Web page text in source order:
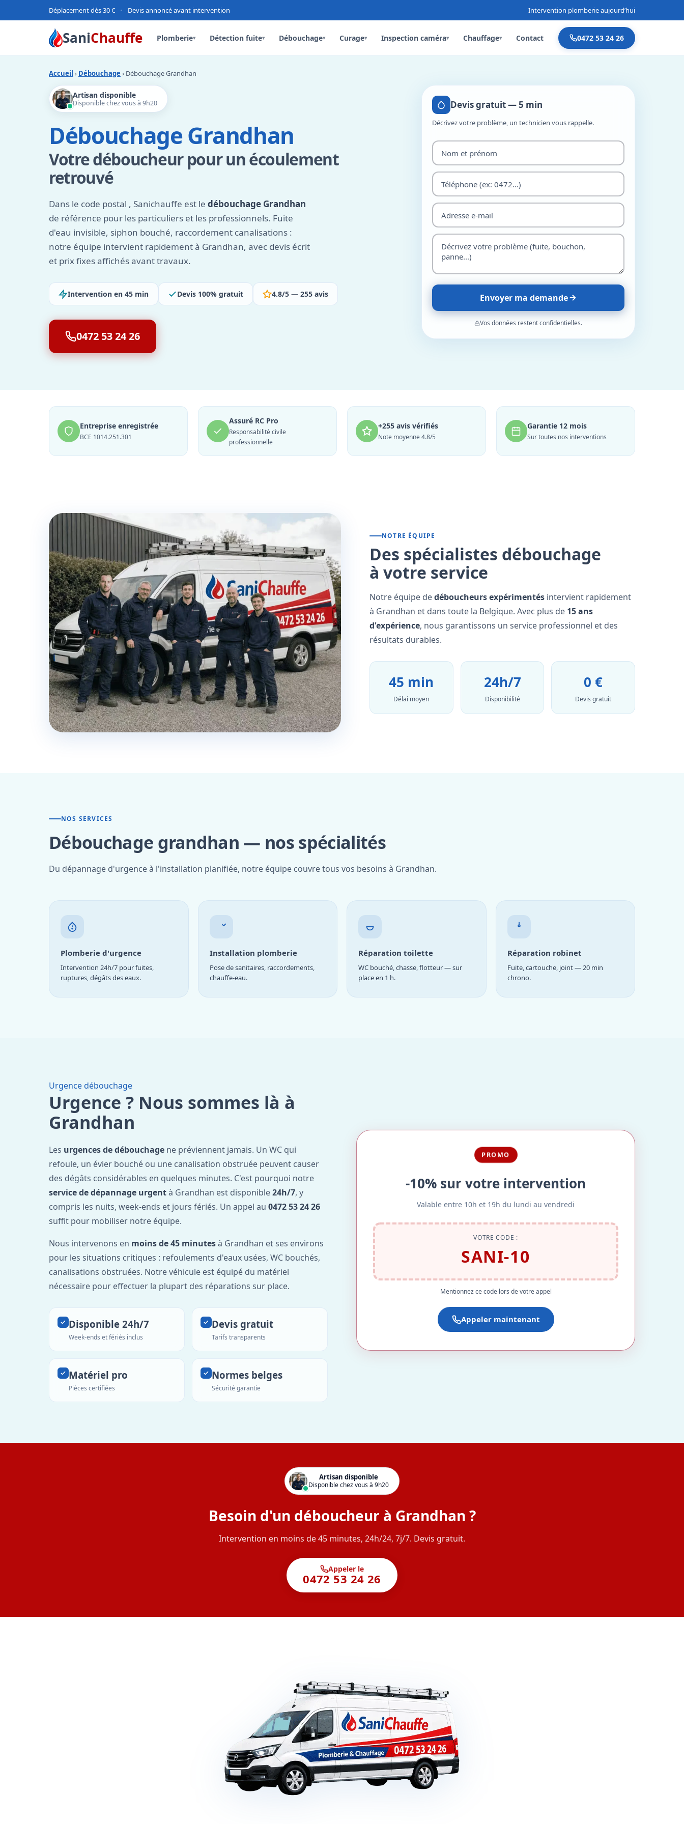
Déplacement dès 30 € • Devis annoncé avant intervention Intervention plomberie aujourd’hui
SaniChauffe Plomberie▾ Détection fuite▾ Débouchage▾ Curage▾ Inspection caméra▾ Chauffage▾ Contact 0472 53 24 26
Accueil › Débouchage › Débouchage Grandhan
Artisan disponible
Disponible chez vous à 9h20
Débouchage Grandhan
Votre déboucheur pour un écoulement
retrouvé
Dans le code postal , Sanichauffe est le débouchage Grandhan
de référence pour les particuliers et les professionnels. Fuite
d'eau invisible, siphon bouché, raccordement canalisations :
notre équipe intervient rapidement à Grandhan, avec devis écrit
et prix fixes affichés avant travaux.
Intervention en 45 min Devis 100% gratuit 4.8/5 — 255 avis
0472 53 24 26
Devis gratuit — 5 min
Décrivez votre problème, un technicien vous rappelle.
Envoyer ma demande
Vos données restent confidentielles.
Entreprise enregistrée
BCE 1014.251.301
Assuré RC Pro
Responsabilité civile
professionnelle
+255 avis vérifiés
Note moyenne 4.8/5
Garantie 12 mois
Sur toutes nos interventions
NOTRE ÉQUIPE
Des spécialistes débouchage
à votre service
Notre équipe dedéboucheurs expérimentés intervient rapidement
à Grandhan et dans toute la Belgique. Avec plus de 15 ans
d'expérience, nous garantissons un service professionnel et des
résultats durables.
45 min
Délai moyen
24h/7
Disponibilité
0 €
Devis gratuit
NOS SERVICES
Débouchage grandhan — nos spécialités
Du dépannage d'urgence à l'installation planifiée, notre équipe couvre tous vos besoins à Grandhan.
Plomberie d'urgence
Intervention 24h/7 pour fuites,
ruptures, dégâts des eaux.
Installation plomberie
Pose de sanitaires, raccordements,
chauffe-eau.
Réparation toilette
WC bouché, chasse, flotteur — sur
place en 1 h.
Réparation robinet
Fuite, cartouche, joint — 20 min
chrono.
Urgence débouchage
Urgence ? Nous sommes là à
Grandhan
Les urgences de débouchage ne préviennent jamais. Un WC qui
refoule, un évier bouché ou une canalisation obstruée peuvent causer
des dégâts considérables en quelques minutes. C'est pourquoi notre
service de dépannage urgentà Grandhan est disponible24h/7, y
compris les nuits, week-ends et jours fériés. Un appel au 0472 53 24 26
suffit pour mobiliser notre équipe.
Nous intervenons en moins de 45 minutesà Grandhan et ses environs
pour les situations critiques : refoulements d'eaux usées, WC bouchés,
canalisations obstruées. Notre véhicule est équipé du matériel
nécessaire pour effectuer la plupart des réparations sur place.
Disponible 24h/7
Week-ends et fériés inclus
Devis gratuit
Tarifs transparents
Matériel pro
Pièces certifiées
Normes belges
Sécurité garantie
PROMO
-10% sur votre intervention
Valable entre 10h et 19h du lundi au vendredi
VOTRE CODE :
SANI-10
Mentionnez ce code lors de votre appel
Appeler maintenant
Artisan disponible
Disponible chez vous à 9h20
Besoin d'un déboucheur à Grandhan ?
Intervention en moins de 45 minutes, 24h/24, 7j/7. Devis gratuit.
Appeler le
0472 53 24 26